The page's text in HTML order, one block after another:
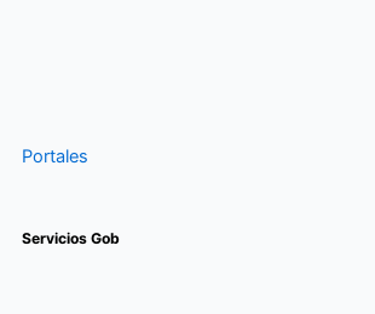
Portales
Servicios Gob